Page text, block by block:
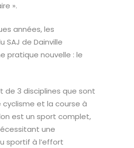
».
années, les
SAJ de Dainville
pratique nouvelle : le
de 3 disciplines que sont
et la course à
est un sport complet,
une
sportif à l’effort